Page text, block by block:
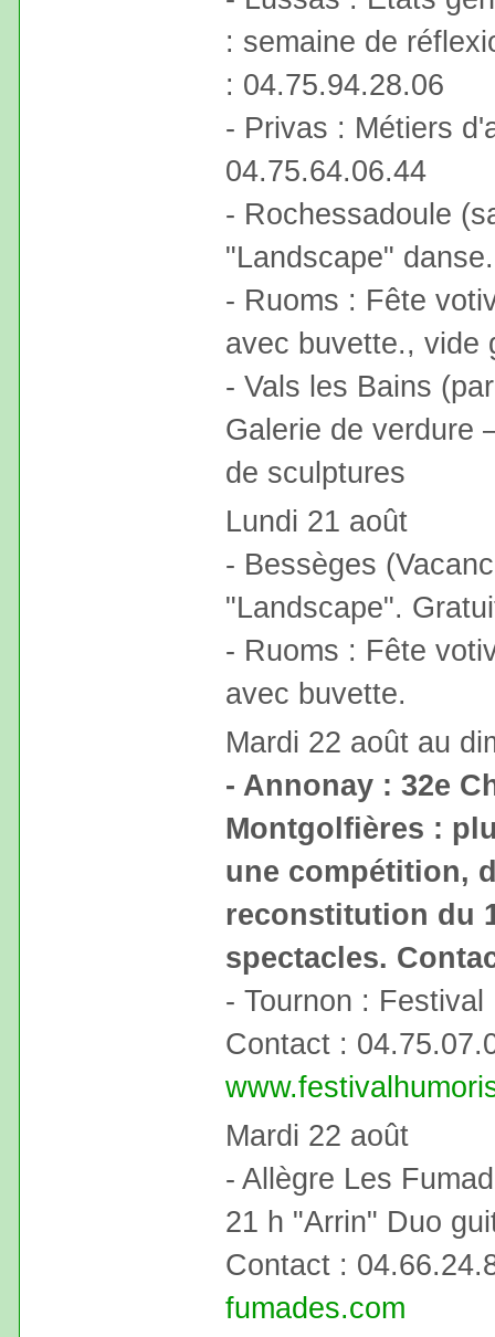
: semaine de
: 04.75.94.28.06
- Privas : Métiers
04.75.64.06.44
- Rochessadoule
"Landscape"
- Ruoms : Fête
avec buvette., vide
- Vals les Bains
Galerie de verdure
de sculptures
Lundi 21 août
- Bessèges
"Landscape".
- Ruoms : Fête
avec buvette.
Mardi 22 août au
- Annonay : 32e
Montgolfières :
une compétition,
reconstitution du
spectacles.
- Tournon :
Contact :
Mardi 22 août
- Allègre Les
21 h "Arrin" Duo
Contact :
fumades.com